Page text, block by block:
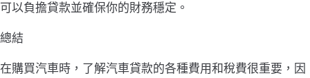
可以負擔貸款並確保你的財務穩定。
總結
在購買汽車時，了解汽車貸款的各種費用和稅費很重要，因